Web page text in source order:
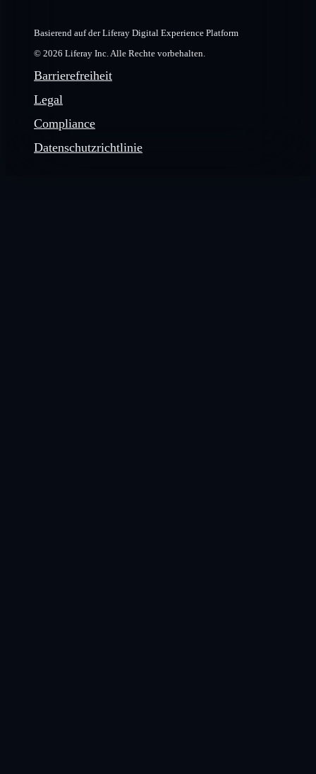
Basierend auf der Liferay Digital Experience Platform
© 2026 Liferay Inc. Alle Rechte vorbehalten.
Barrierefreiheit
Legal
Compliance
Datenschutzrichtlinie